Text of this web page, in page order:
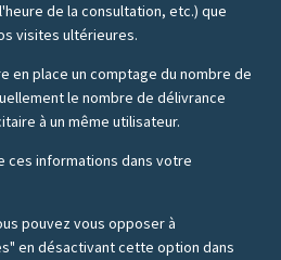
de la consultation, etc.) que
visites ultérieures.
en place un comptage du nombre de
le nombre de délivrance
à un même utilisateur.
ces informations dans votre
pouvez vous opposer à
en désactivant cette option dans